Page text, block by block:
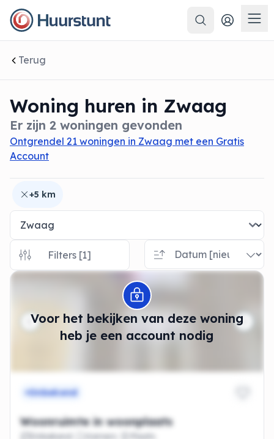
Zoeken
Terug
Woning huren in Zwaag
Er zijn 2 woningen gevonden
Ontgrendel 21 woningen in Zwaag met een Gratis
Account
sluiten
+5 km
Filters [1]
Voor het bekijken van deze woning
heb je een account nodig
Modal openen
Onbekend
Woonruimte in woonplaats
Onbekend Kamers
Plaats